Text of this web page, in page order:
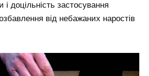
і доцільність застосування
від небажаних наростів